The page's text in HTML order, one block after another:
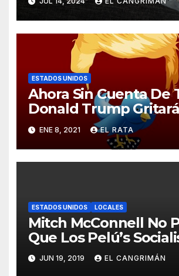
Curita
ESTADOS UNIDOS
Ahora Sin Cuenta De
Donald Trump Gritará
Barrabasadas Desde
Tumbacocos
ENE 8, 2021 EL RATA
ESTADOS UNIDOS LOCALES
Mitch McConnell No
Que Los Pelú’s
Comunistas Del PNP
La Estadidad
JUN 19, 2019 EL CANGRIMÁN